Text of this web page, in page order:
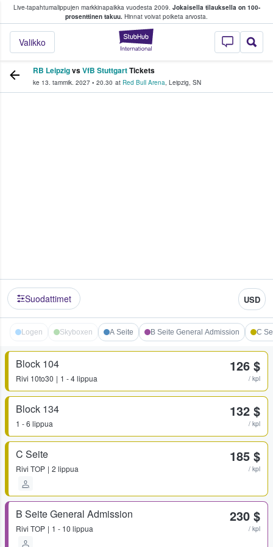
Live-tapahtumalippujen markkinapaikka vuodesta 2009. Jokaisella tilauksella on 100-
prosenttinen takuu. Hinnat voivat poiketa arvosta.
StubHub -
Valikko
fanit ostavat ja myyvät lippuja
RB LeipzigvsVfB StuttgartTickets
ke 13. tammik. 2027 • 20.30 at Red Bull Arena, Leipzig, SN
Suodattimet USD
Logen Skyboxen A Seite B Seite General Admission C
Block 104
Rivi 10to30 1 - 4 lippua
126 $
/ kpl
Block 134
1 - 6 lippua
132 $
/ kpl
C Seite
Rivi TOP 2 lippua
185 $
/ kpl
B Seite General Admission
Rivi TOP 1 - 10 lippua
230 $
/ kpl